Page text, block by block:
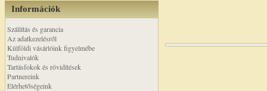
Információk
Szállítás és garancia
Az adatkezelésről
Külföldi vásárlóink figyelmébe
Tudnivalók
Tartásfokok és rövidítések
Partnereink
Elérhetőségeink